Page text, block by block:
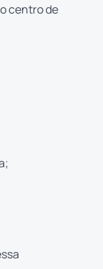
centro de